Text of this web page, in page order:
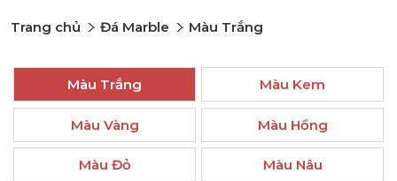
Trang chủ Đá Marble Màu Trắng
Màu Trắng Màu Kem
Màu Vàng Màu Hồng
Màu Đỏ Màu Nâu